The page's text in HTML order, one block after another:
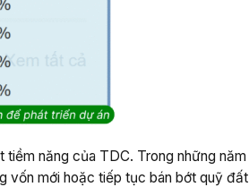
tiềm năng của TDC. Trong những năm
vốn mới hoặc tiếp tục bán bớt quỹ đất